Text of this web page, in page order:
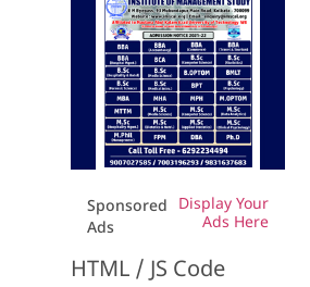
Sponsored
Ads
Display Your
Ads Here
HTML / JS Code